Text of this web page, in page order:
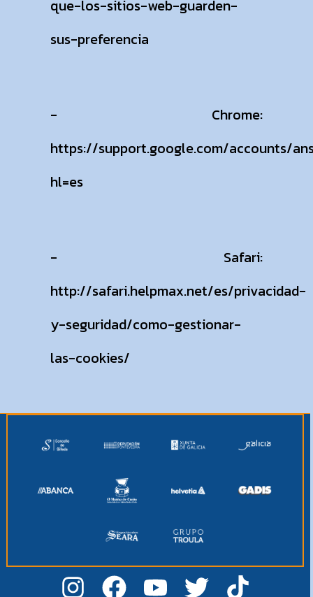
que-los-sitios-web-guarden-
sus-preferencia
- Chrome:
https://support.google.com/accounts/
hl=es
- Safari:
http://safari.helpmax.net/es/privacidad-
y-seguridad/como-gestionar-
las-cookies/